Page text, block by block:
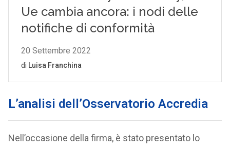
L’analisi dell’Osservatorio Accredia
Nell’occasione della firma, è stato presentato lo